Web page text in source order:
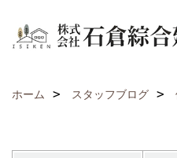
ホーム スタッフブログ